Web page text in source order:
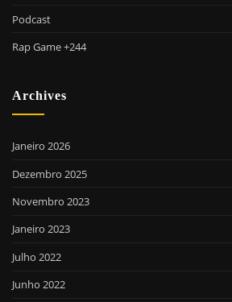
Podcast
Rap Game +244
Archives
Janeiro 2026
Dezembro 2025
Novembro 2023
Janeiro 2023
Julho 2022
Junho 2022